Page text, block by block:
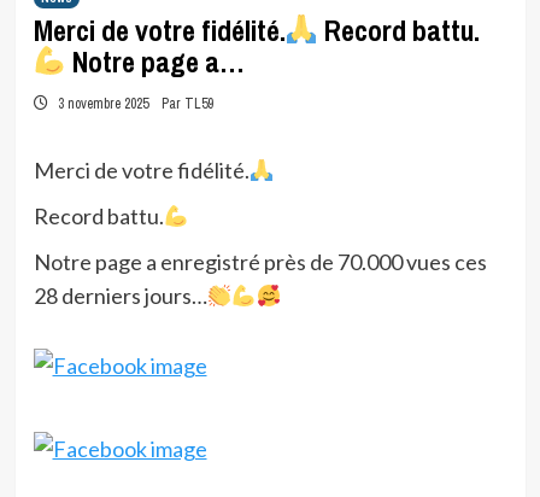
Merci de votre fidélité.
Record battu.
Notre page a…
3 novembre 2025 Par TL59
Merci de votre fidélité.
Record battu.
Notre page a enregistré près de 70.000 vues ces
28 derniers jours…